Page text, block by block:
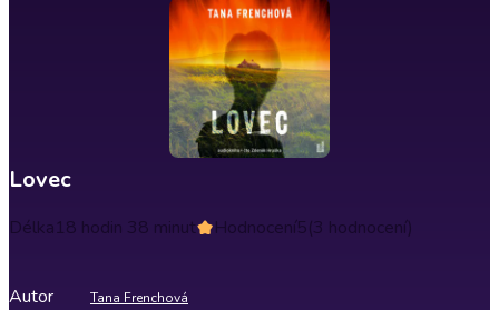
Lovec
Délka18 hodin 38 minut Hodnocení5(3 hodnocení)
Autor Tana Frenchová